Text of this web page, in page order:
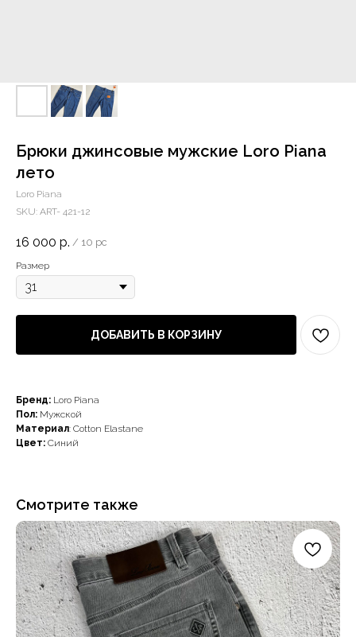
Брюки джинсовые мужские Loro Piana
лето
Loro Piana
SKU: ART- 421-12
16 000 р. / 10 pc
Размер
ДОБАВИТЬ В КОРЗИНУ
Бренд: Loro Piana
Пол: Мужской
Материал: Cotton Elastane
Цвет: Синий
Смотрите также
Наши примущества